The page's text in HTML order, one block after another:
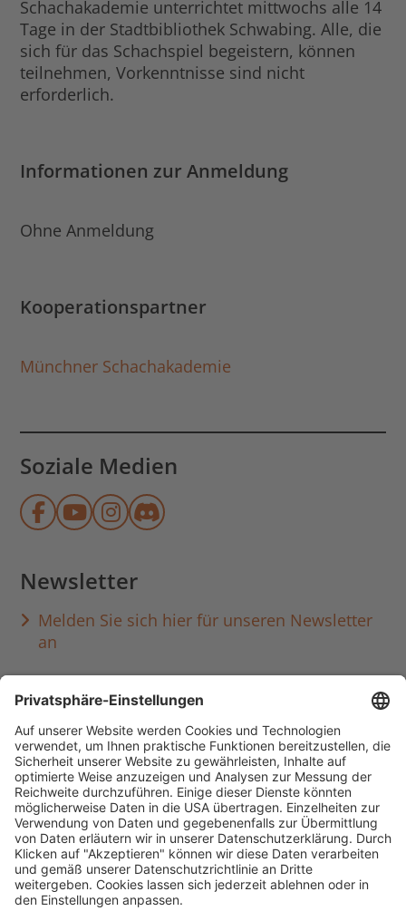
Schachakademie unterrichtet mittwochs alle 14
Tage in der Stadtbibliothek Schwabing. Alle, die
sich für das Schachspiel begeistern, können
teilnehmen, Vorkenntnisse sind nicht
erforderlich.
Informationen zur Anmeldung
Ohne Anmeldung
Kooperationspartner
Münchner Schachakademie
Soziale Medien
Münchner Stadtbibliothek auf
Münchner Stadtbibliothek auf
Münchner Stadtbibliothek
Münchner
Newsletter
Melden Sie sich hier für unseren Newsletter
an
Häufig aufgerufen
Standorte & Öffnungszeiten
anmelden & ausleihen
Ausbildung & Karriere
Impressum Datenschutz Barrierefreiheit